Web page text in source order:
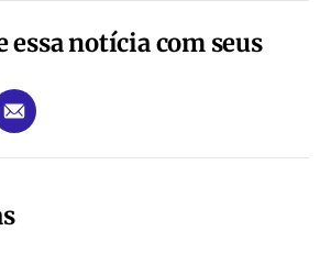
notícia com seus